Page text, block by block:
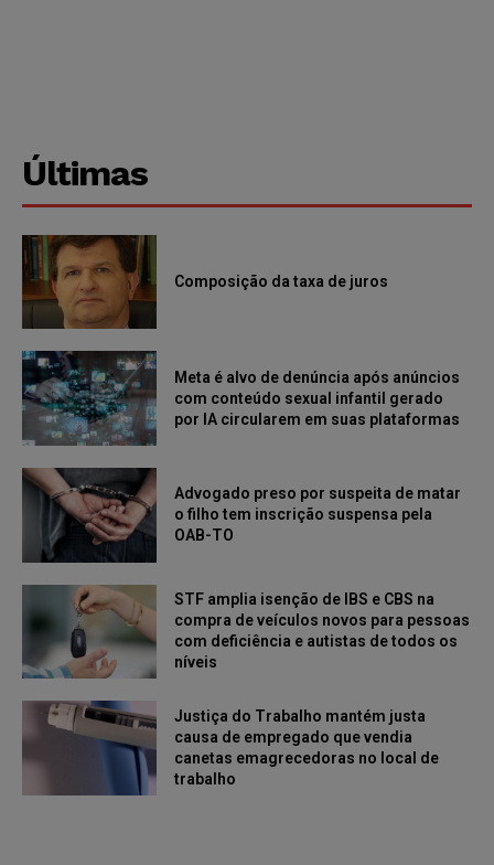
Últimas
Composição da taxa de juros
Meta é alvo de denúncia após anúncios
com conteúdo sexual infantil gerado
por IA circularem em suas plataformas
Advogado preso por suspeita de matar
o filho tem inscrição suspensa pela
OAB-TO
STF amplia isenção de IBS e CBS na
compra de veículos novos para pessoas
com deficiência e autistas de todos os
níveis
Justiça do Trabalho mantém justa
causa de empregado que vendia
canetas emagrecedoras no local de
trabalho